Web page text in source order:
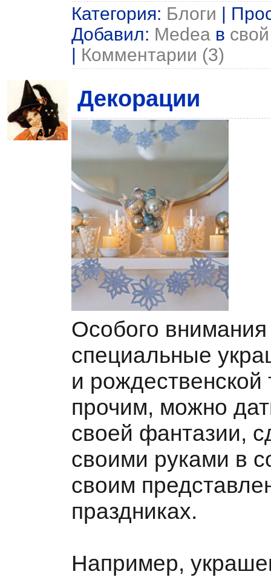
Категория: Блоги |
Добавил: Medea в
| Комментарии (3)
Декорации
Особого
специальные
и
прочим, можно
своей фантазии,
своими руками в
своим
праздниках.
Например,